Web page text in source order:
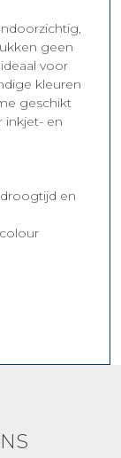
geen
voor
kleuren
geschikt
inkjet- en
en